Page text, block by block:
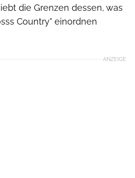
die Grenzen dessen, was
Country" einordnen
ANZEIGE